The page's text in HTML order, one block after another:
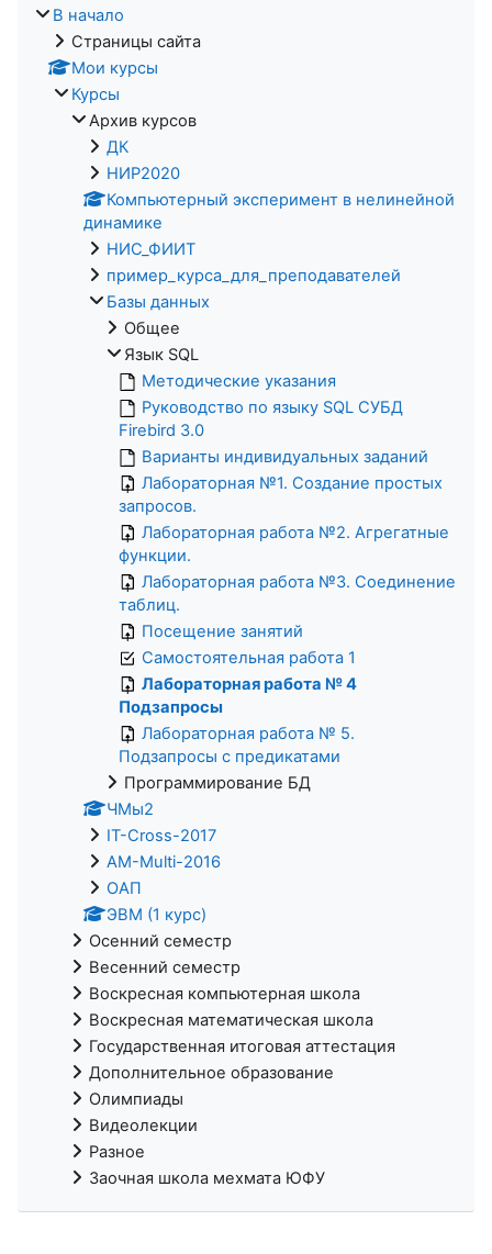
В начало
Страницы сайта
Мои курсы
Курсы
Архив курсов
ДК
НИР2020
Компьютерный эксперимент в нелинейной
динамике
НИС_ФИИТ
пример_курса_для_преподавателей
Базы данных
Общее
Язык SQL
Методические указания
Руководство по языку SQL СУБД
Firebird 3.0
Варианты индивидуальных заданий
Лабораторная №1. Создание простых
запросов.
Лабораторная работа №2. Агрегатные
функции.
Лабораторная работа №3. Соединение
таблиц.
Посещение занятий
Самостоятельная работа 1
Лабораторная работа № 4
Подзапросы
Лабораторная работа № 5.
Подзапросы с предикатами
Программирование БД
ЧМы2
IT-Cross-2017
AM-Multi-2016
ОАП
ЭВМ (1 курс)
Осенний семестр
Весенний семестр
Воскресная компьютерная школа
Воскресная математическая школа
Государственная итоговая аттестация
Дополнительное образование
Олимпиады
Видеолекции
Разное
Заочная школа мехмата ЮФУ